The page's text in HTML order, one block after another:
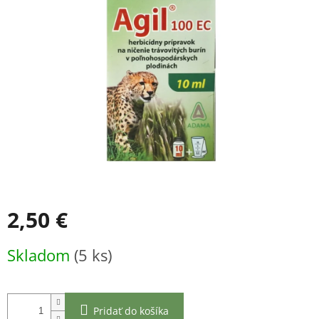
2,50 €
cena:
Skladom (5 ks)
Pridať do košíka